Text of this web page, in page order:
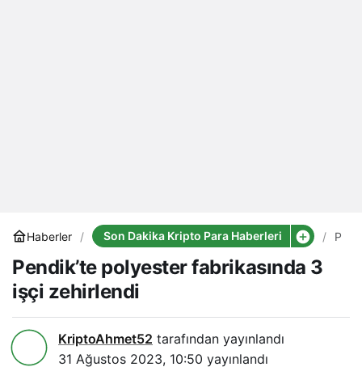
Haberler Son Dakika Kripto Para Haberleri
Pendik’te polyester fabrikasında 3
işçi zehirlendi
KriptoAhmet52 tarafından yayınlandı
31 Ağustos 2023, 10:50 yayınlandı